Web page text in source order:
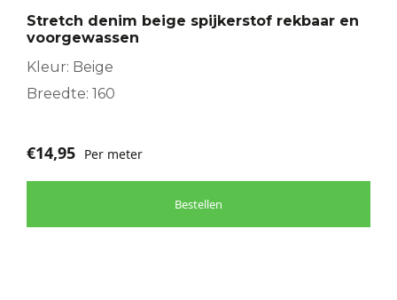
Stretch denim beige spijkerstof rekbaar en
voorgewassen
Kleur: Beige
Breedte: 160
€14,95 Per meter
Bestellen